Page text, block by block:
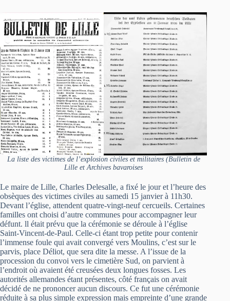
La liste des victimes de l’explosion civiles et militaires (Bulletin de
Lille et Archives bavaroises
Le maire de Lille, Charles Delesalle, a fixé le jour et l’heure des
obsèques des victimes civiles au samedi 15 janvier à 11h30.
Devant l’église, attendent quatre-vingt-neuf cercueils. Certaines
familles ont choisi d’autre communes pour accompagner leur
défunt. ll était prévu que la cérémonie se déroule à l’église
Saint-Vincent-de-Paul. Celle-ci étant trop petite pour contenir
l’immense foule qui avait convergé vers Moulins, c’est sur le
parvis, place Déliot, que sera dite la messe. A l’issue de la
procession du convoi vers le cimetière Sud, on parvient à
l’endroit où avaient été creusées deux longues fosses. Les
autorités allemandes étant présentes, côté français on avait
décidé de ne prononcer aucun discours. Ce fut une cérémonie
réduite à sa plus simple expression mais empreinte d’une grande